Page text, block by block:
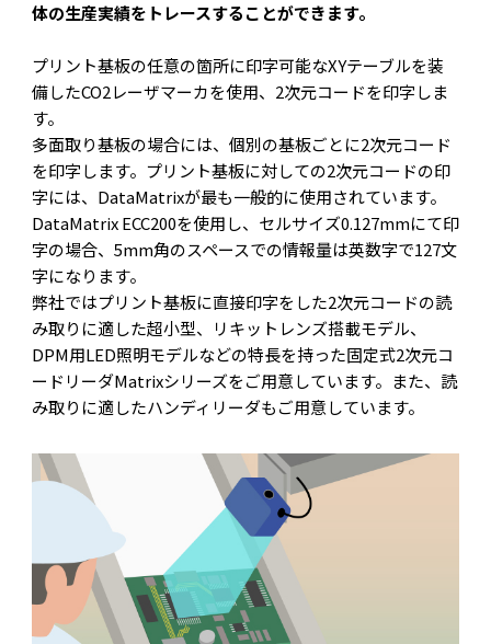
体の生産実績をトレースすることができます。
プリント基板の任意の箇所に印字可能なXYテーブルを装
備したCO2レーザマーカを使用、2次元コードを印字しま
す。
多面取り基板の場合には、個別の基板ごとに2次元コード
を印字します。プリント基板に対しての2次元コードの印
字には、DataMatrixが最も一般的に使用されています。
DataMatrix ECC200を使用し、セルサイズ0.127mmにて印
字の場合、5mm角のスペースでの情報量は英数字で127文
字になります。
弊社ではプリント基板に直接印字をした2次元コードの読
み取りに適した超小型、リキットレンズ搭載モデル、
DPM用LED照明モデルなどの特長を持った固定式2次元コ
ードリーダMatrixシリーズをご用意しています。また、読
み取りに適したハンディリーダもご用意しています。